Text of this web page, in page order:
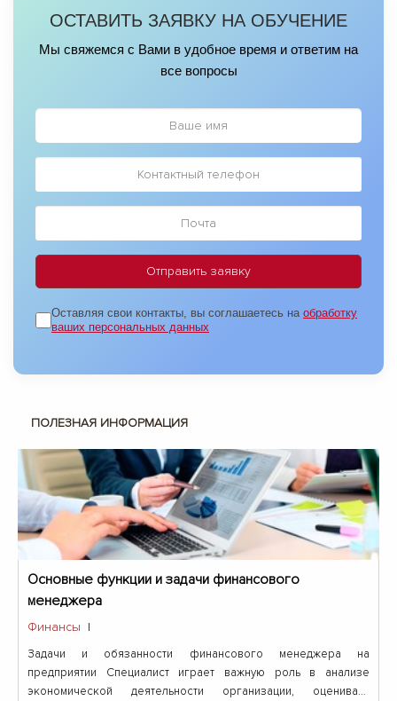
писать бизнес-планы – все обязательно получится.
прописаны план обучения, расписание, стоимость,
Оплачивать обучение можно сразу за весь курс,
поэтапно за каждую ступень программы или
актуальными датами начала обучения можно ознакомиться
ОСТАВИТЬ ЗАЯВКУ НА ОБУЧЕНИЕ
Мы свяжемся с Вами в удобное время и ответим на
все вопросы
Оставляя свои контакты, вы соглашаетесь на обработку
ваших персональных данных
ПОЛЕЗНАЯ ИНФОРМАЦИЯ
Основные функции и задачи финансового
менеджера
Финансы |
Задачи и обязанности финансового менеджера на
предприятии Специалист играет важную роль в анализе
экономической деятельности организации, оценивает